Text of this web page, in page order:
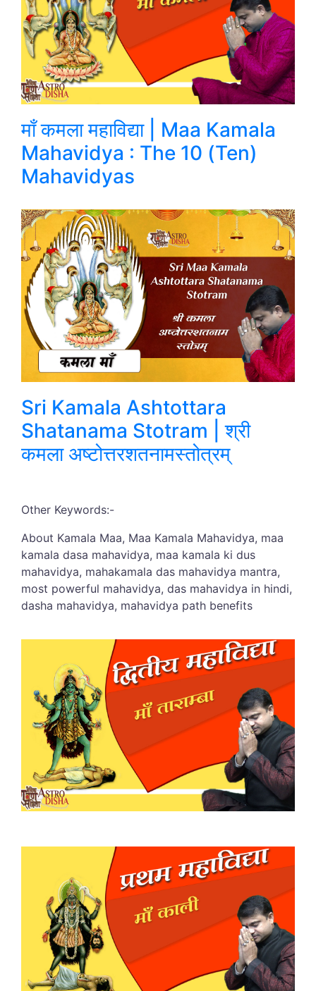
माँ कमला महाविद्या | Maa Kamala
Mahavidya : The 10 (Ten)
Mahavidyas
Sri Kamala Ashtottara
Shatanama Stotram | श्री
कमला अष्टोत्तरशतनामस्तोत्रम्
Other Keywords:-
About Kamala Maa, Maa Kamala Mahavidya, maa
kamala dasa mahavidya, maa kamala ki dus
mahavidya, mahakamala das mahavidya mantra,
most powerful mahavidya, das mahavidya in hindi,
dasha mahavidya, mahavidya path benefits